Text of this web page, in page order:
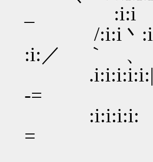
_ :i:i
/:i:i
:i:／ ｀ 、
-=
:i:i:i:i:
=